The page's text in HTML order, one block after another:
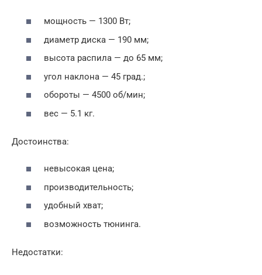
мощность — 1300 Вт;
диаметр диска — 190 мм;
высота распила — до 65 мм;
угол наклона — 45 град.;
обороты — 4500 об/мин;
вес — 5.1 кг.
Достоинства:
невысокая цена;
производительность;
удобный хват;
возможность тюнинга.
Недостатки: